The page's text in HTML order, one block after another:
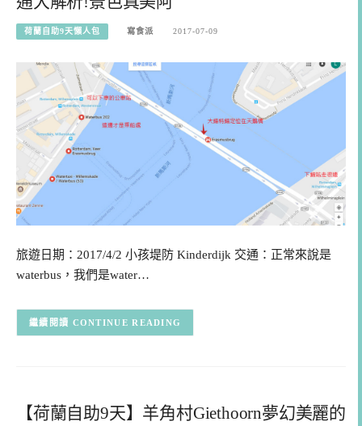
荷蘭自助9天懶人包 寫食派 2017-07-09
旅遊日期：2017/4/2 小孩堤防 Kinderdijk 交通：正常來說是
waterbus，我們是water…
CONTINUE READING
【荷蘭自助9天】羊角村Giethoorn夢幻美麗的